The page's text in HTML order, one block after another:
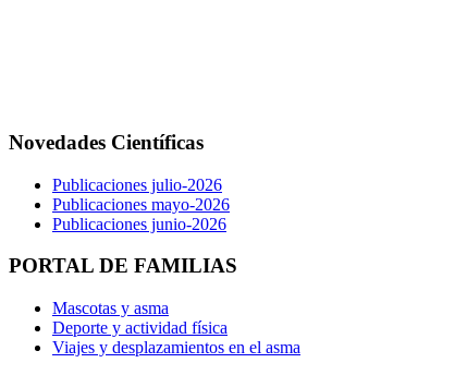
Novedades Científicas
Publicaciones julio-2026
Publicaciones mayo-2026
Publicaciones junio-2026
PORTAL DE FAMILIAS
Mascotas y asma
Deporte y actividad física
Viajes y desplazamientos en el asma